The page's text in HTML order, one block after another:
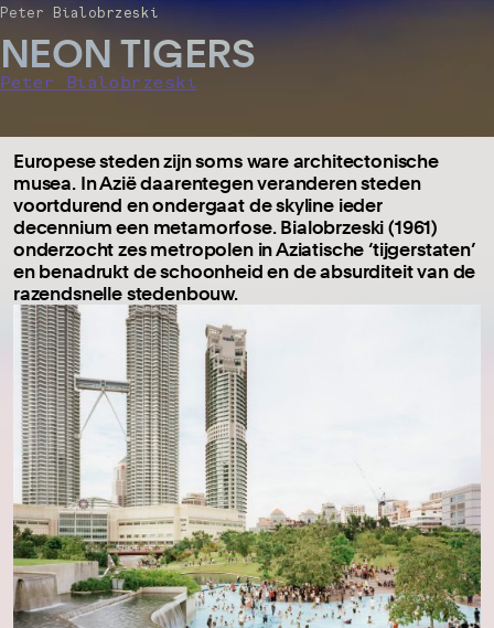
NEON TIGERS
Peter Bialobrzeski
Peter Bialobrzeski
Europese steden zijn soms ware architectonische
musea. In Azië daarentegen veranderen steden
voortdurend en ondergaat de skyline ieder
decennium een metamorfose. Bialobrzeski (1961)
onderzocht zes metropolen in Aziatische ‘tijgerstaten’
en benadrukt de schoonheid en de absurditeit van de
razendsnelle stedenbouw.